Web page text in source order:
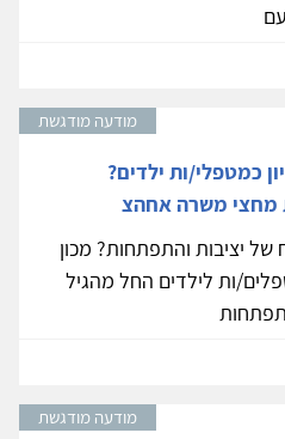
מודעה מודגשת
כמטפלי/ות ילדים?
יציבות והתפתחות? מכון
ות לילדים החל מהגיל
מודעה מודגשת